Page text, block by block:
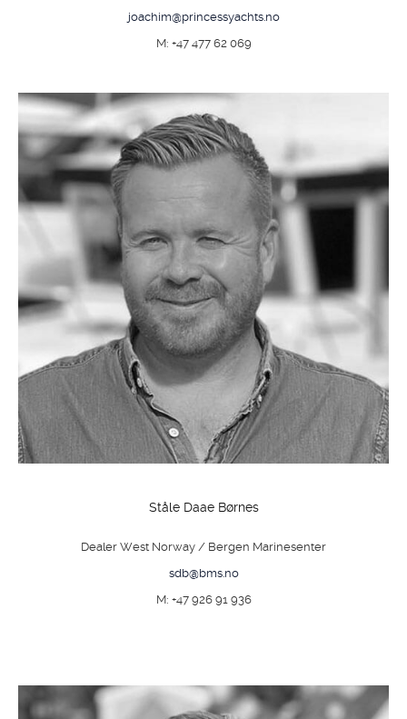
joachim@princessyachts.no
M: +47 477 62 069
Ståle Daae Børnes
Dealer West Norway / Bergen Marinesenter
sdb@bms.no
M: +47 926 91 936